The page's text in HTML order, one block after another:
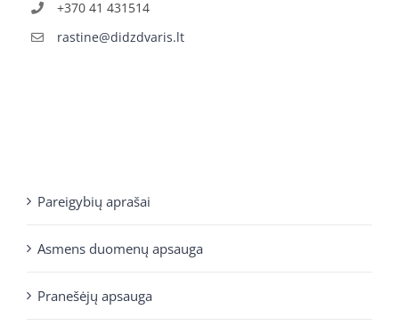
+370 41 431514
rastine@didzdvaris.lt
Pareigybių aprašai
Asmens duomenų apsauga
Pranešėjų apsauga